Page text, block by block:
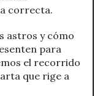
correcta.
astros y cómo
para
el recorrido
que rige a